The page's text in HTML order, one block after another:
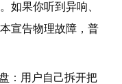
如果你听到异响、
宣告物理故障，普
：用户自己拆开把